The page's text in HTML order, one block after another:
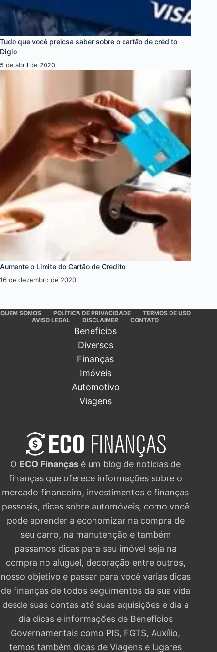
Tudo que você preicsa saber sobre o cartão de crédito
Digio
5 de abril de 2020
Aumente o Limite do Cartão de Credito
16 de dezembro de 2020
QUEM SOMOS POLÍTICA DE PRIVACIDADE
TERMOS DE USO
AVISO LEGAL
DISCLAIMER CONTATO
Beneficios
Diversos
Finanças
Imóveis
Automotivo
Viagens
O ECO Finanças é um blog de notícias de
finanças que oferece informações sobre o
mercado financeiro, investimentos e finanças
pessoais, dicas sobre automóveis, como você
pode aprender a economizar na compra de
seu carro, na manutenção e também
passamos dicas para seu imóvel seja na
compra no aluguel, decoração entre outros,
nosso objetivo e passar para você varias dicas
de finanças de todos seguimentos da sua vida
desde suas contas até suas aquisições e dia a
dia dicas e informações de Benefícios
Governamentais como PIS, FGTS, Auxílio,
temos também dicas de Viagens e lugares